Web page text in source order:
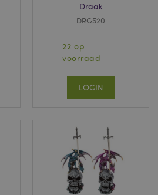
Draak
DRG520
22 op
voorraad
LOGIN